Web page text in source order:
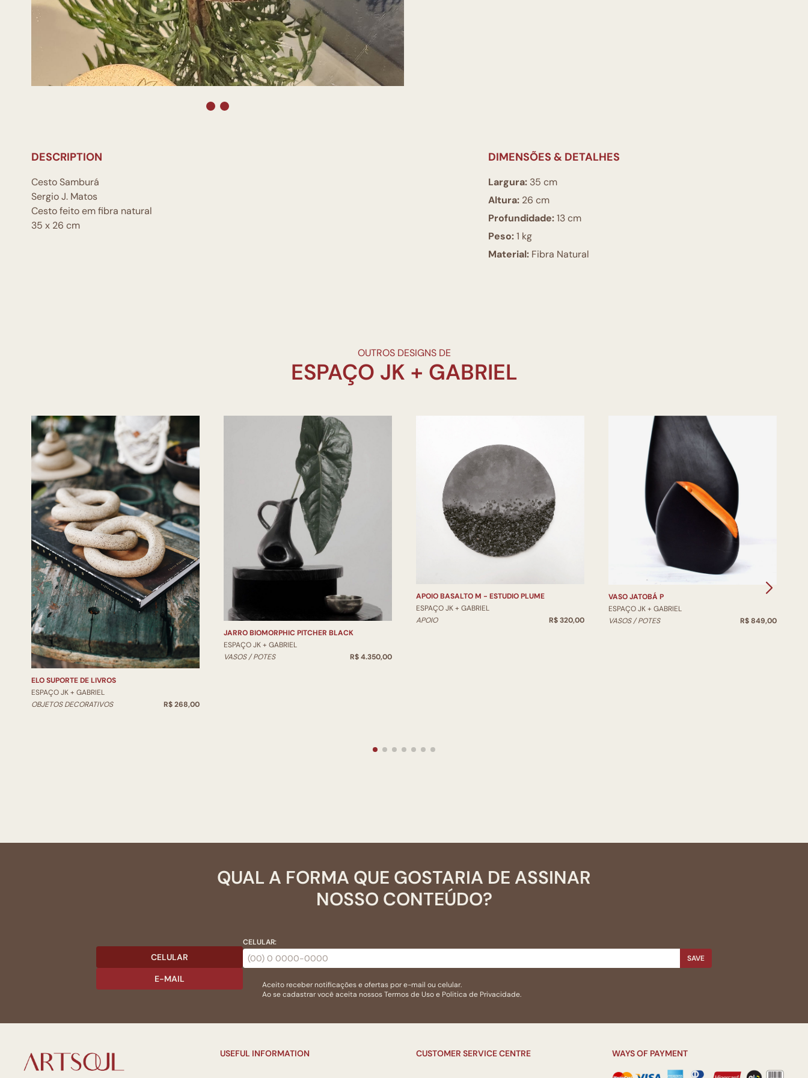
DESCRIPTION
Cesto Samburá
Sergio J. Matos
Cesto feito em fibra natural
35 x 26 cm
DIMENSÕES & DETALHES
Largura: 35 cm
Altura: 26 cm
Profundidade:13 cm
Peso:1 kg
Material: Fibra Natural
OUTROS DESIGNS DE
ELO SUPORTE DE LIVROS
ESPAÇO JK + GABRIEL
OBJETOS DECORATIVOS
R$ 268,00
JARRO BIOMORPHIC PITCHER BLACK
ESPAÇO JK + GABRIEL
VASOS / POTES
R$ 4.350,00
APOIO BASALTO M - ESTUDIO PLUME
ESPAÇO JK + GABRIEL
APOIO
R$ 320,00
VASO JATOBÁ P
ESPAÇO JK + GABRIEL
VASOS / POTES
R$ 849,00
QUAL A FORMA QUE GOSTARIA DE ASSINAR
NOSSO CONTEÚDO?
CELULAR
E-MAIL
CELULAR:
SAVE
Aceito receber notificações e ofertas por e-mail ou celular.
Ao se cadastrar você aceita nossosTermos de Usoe Politica de Privacidade.
USEFUL INFORMATION CUSTOMER SERVICE CENTRE WAYS OF PAYMENT